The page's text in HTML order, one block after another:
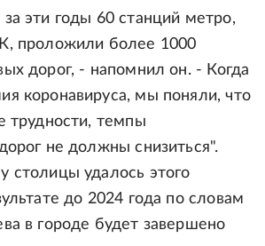
эти годы 60 станций метро,
проложили более 1000
дорог, - напомнил он. - Когда
коронавируса, мы поняли, что
трудности, темпы
не должны снизиться".
столицы удалось этого
до 2024 года по словам
в городе будет завершено